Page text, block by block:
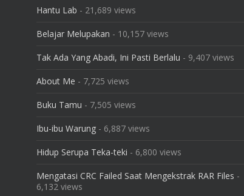
Hantu Lab - 21,689 views
Belajar Melupakan - 10,157 views
Tak Ada Yang Abadi, Ini Pasti Berlalu - 9,407 views
About Me - 7,725 views
Buku Tamu - 7,505 views
Ibu-ibu Warung - 6,887 views
Hidup Serupa Teka-teki - 6,800 views
Mengatasi CRC Failed Saat Mengekstrak RAR Files -
6,132 views